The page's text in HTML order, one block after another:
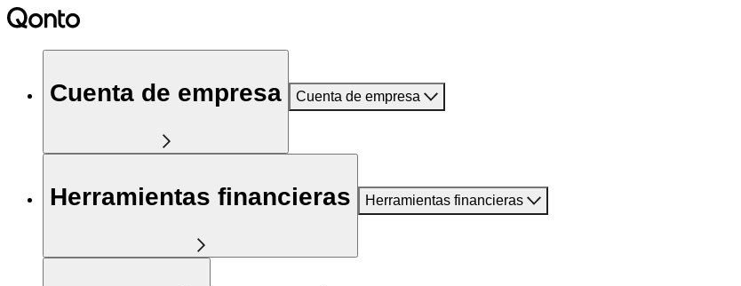
Cuenta de empresa Cuenta de empresa
Herramientas financieras Herramientas financieras